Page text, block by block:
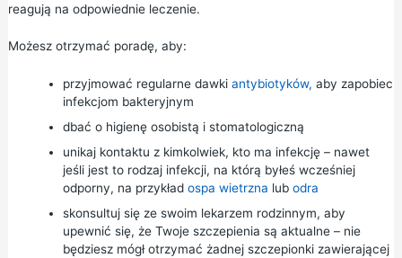
reagują na odpowiednie leczenie.
Możesz otrzymać poradę, aby:
przyjmować regularne dawki antybiotyków, aby zapobiec
infekcjom bakteryjnym
dbać o higienę osobistą i stomatologiczną
unikaj kontaktu z kimkolwiek, kto ma infekcję – nawet
jeśli jest to rodzaj infekcji, na którą byłeś wcześniej
odporny, na przykład ospa wietrzna lub odra
skonsultuj się ze swoim lekarzem rodzinnym, aby
upewnić się, że Twoje szczepienia są aktualne – nie
będziesz mógł otrzymać żadnej szczepionki zawierającej